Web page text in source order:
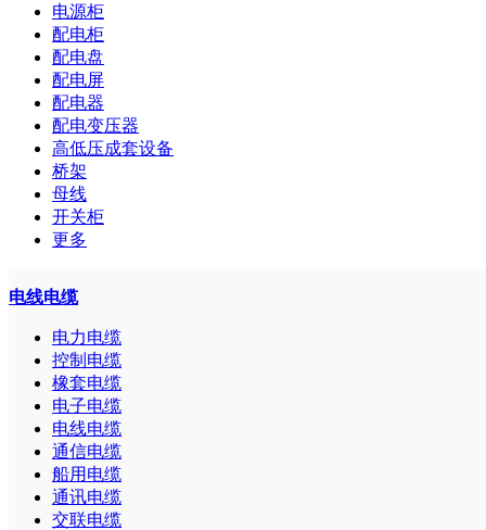
电源柜
配电柜
配电盘
配电屏
配电器
配电变压器
高低压成套设备
桥架
母线
开关柜
更多
电线电缆
电力电缆
控制电缆
橡套电缆
电子电缆
电线电缆
通信电缆
船用电缆
通讯电缆
交联电缆